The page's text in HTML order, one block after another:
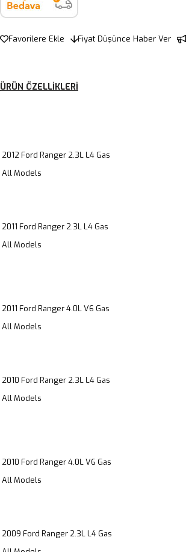
Favorilere Ekle Fiyat Düşünce Haber Ver
ÜRÜN ÖZELLIKLERI
2012 Ford Ranger 2.3L L4 Gas
All Models
2011 Ford Ranger 2.3L L4 Gas
All Models
2011 Ford Ranger 4.0L V6 Gas
All Models
2010 Ford Ranger 2.3L L4 Gas
All Models
2010 Ford Ranger 4.0L V6 Gas
All Models
2009 Ford Ranger 2.3L L4 Gas